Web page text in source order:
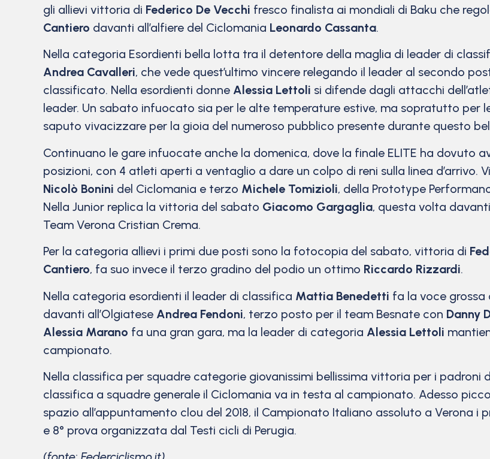
gli allievi vittoria di Federico De Vecchi fresco finalista ai mondiali di Baku che
Cantiero davanti all’alfiere del Ciclomania Leonardo Cassanta.
Nella categoria Esordienti bella lotta tra il detentore della maglia di leader di
Andrea Cavalleri, che vede quest’ultimo vincere relegando il leader al secondo
classificato. Nella esordienti donne Alessia Lettoli si difende dagli attacchi
leader. Un sabato infuocato sia per le alte temperature estive, ma sopratutto
saputo vivacizzare per la gioia del numeroso pubblico presente durante questo
Continuano le gare infuocate anche la domenica, dove la finale ELITE ha dovuto
posizioni, con 4 atleti aperti a ventaglio a dare un colpo di reni sulla linea d’arrivo.
Nicolò Bonini del Ciclomania e terzo Michele Tomizioli, della Prototype
Nella Junior replica la vittoria del sabato Giacomo Gargaglia, questa volta
Team Verona Cristian Crema.
Per la categoria allievi i primi due posti sono la fotocopia del sabato, vittoria di
Cantiero, fa suo invece il terzo gradino del podio un ottimo Riccardo Rizzardi.
Nella categoria esordienti il leader di classifica Mattia Benedetti fa la voce grossa
davanti all’Olgiatese Andrea Fendoni, terzo posto per il team Besnate con Danny
Alessia Marano fa una gran gara, ma la leader di categoria Alessia Lettoli
campionato.
Nella classifica per squadre categorie giovanissimi bellissima vittoria per i padroni
classifica a squadre generale il Ciclomania va in testa al campionato. Adesso
spazio all’appuntamento clou del 2018, il Campionato Italiano assoluto a Verona i
e 8° prova organizzata dal Testi cicli di Perugia.